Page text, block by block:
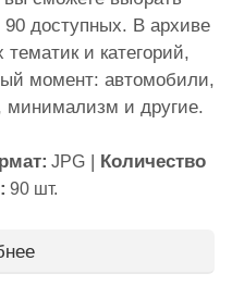
доступных. В архиве
и категорий,
момент: автомобили,
минимализм и другие.
JPG | Количество
90 шт.